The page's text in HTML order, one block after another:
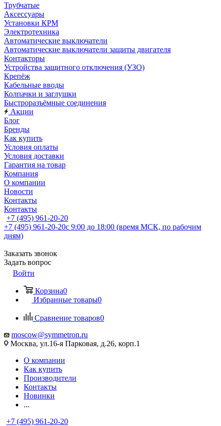
Трубчатые
Аксессуары
Установки КРМ
Электротехника
Автоматические выключатели
Автоматические выключатели защиты двигателя
Контакторы
Устройства защитного отключения (УЗО)
Крепёж
Кабельные вводы
Колпачки и заглушки
Быстроразъёмные соединения
Акции
Блог
Бренды
Как купить
Условия оплаты
Условия доставки
Гарантия на товар
Компания
О компании
Новости
Контакты
Контакты
+7 (495) 961-20-20
+7 (495) 961-20-20с 9:00 до 18:00 (время МСК, по рабочим
дням)
Заказать звонок
Задать вопрос
Войти
Корзина0
Избранные товары0
Сравнение товаров0
moscow@symmetron.ru
Москва, ул.16-я Парковая, д.26, корп.1
О компании
Как купить
Производители
Контакты
Новинки
...
+7 (495) 961-20-20